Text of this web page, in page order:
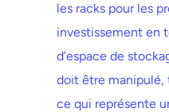
les racks pour les
investissement en
d’espace de
doit être
ce qui représente